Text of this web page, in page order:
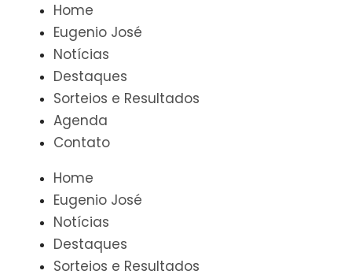
Home
Eugenio José
Notícias
Destaques
Sorteios e Resultados
Agenda
Contato
Home
Eugenio José
Notícias
Destaques
Sorteios e Resultados